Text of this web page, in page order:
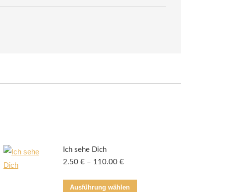
Ich sehe Dich
2.50 € – 110.00 €
Ausführung wählen